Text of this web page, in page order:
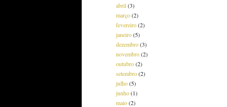
abril(3)
março(2)
fevereiro(2)
janeiro(5)
dezembro(3)
novembro(2)
outubro(2)
setembro(2)
julho(5)
junho(1)
maio(2)